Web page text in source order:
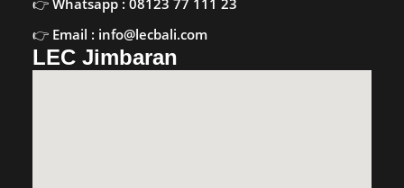
Email : info@lecbali.com
LEC Jimbaran